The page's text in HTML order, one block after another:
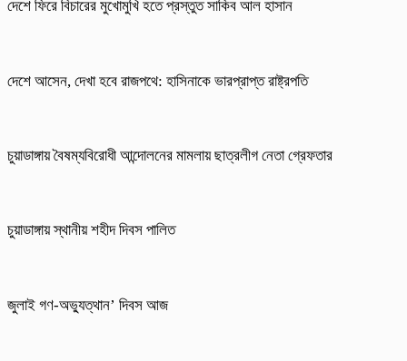
দেশে ফিরে বিচারের মুখোমুখি হতে প্রস্তুত সাকিব আল হাসান
দেশে আসেন, দেখা হবে রাজপথে: হাসিনাকে ভারপ্রাপ্ত রাষ্ট্রপতি
চুয়াডাঙ্গায় বৈষম্যবিরোধী আন্দোলনের মামলায় ছাত্রলীগ নেতা গ্রেফতার
চুয়াডাঙ্গায় স্থানীয় শহীদ দিবস পা‌লিত
জুলাই গণ-অভ্যুত্থান’ দিবস আজ